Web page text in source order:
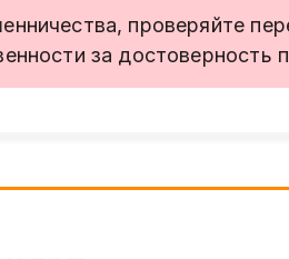
проверяйте
за достоверность